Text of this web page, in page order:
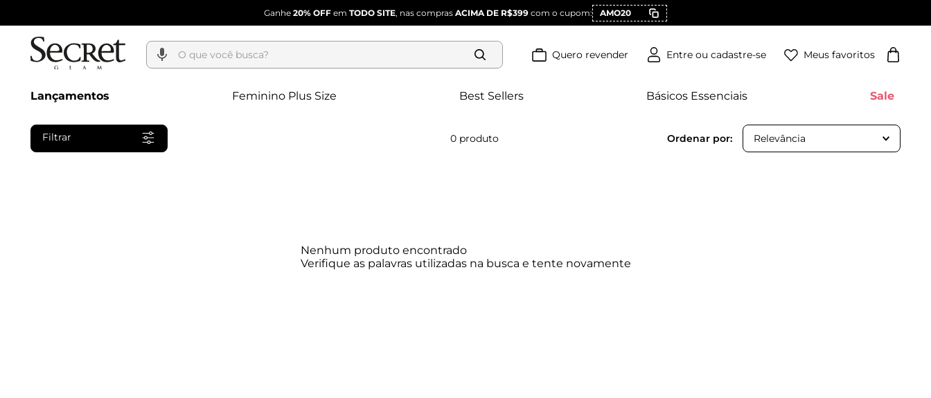
Ganhe 20% OFF em TODO SITE, nas compras ACIMA DE R$399 com o cupom: AMO20
O que você busca?
Quero revender Meus favoritos
Lançamentos Feminino Plus Size Best Sellers Básicos Essenciais Sale
Filtrar 0 produto Relevância
Nenhum produto encontrado